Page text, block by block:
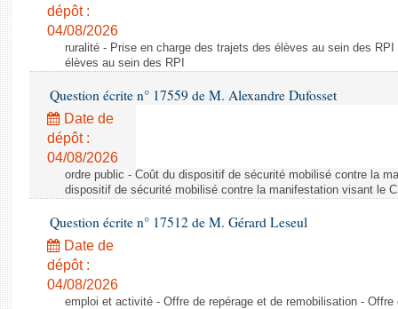
dépôt :
04/08/2026
ruralité - Prise en charge des trajets des élèves au sein des
élèves au sein des RPI
Question écrite n° 17559 de M. Alexandre Dufosset
Date de
dépôt :
04/08/2026
ordre public - Coût du dispositif de sécurité mobilisé contre la
dispositif de sécurité mobilisé contre la manifestation visant le
Question écrite n° 17512 de M. Gérard Leseul
Date de
dépôt :
04/08/2026
emploi et activité - Offre de repérage et de remobilisation -